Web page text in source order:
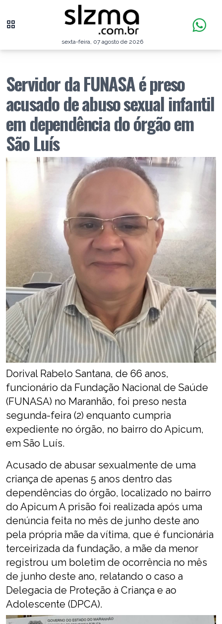
sexta-feira, 07 agosto de 2026
Servidor da FUNASA é preso
acusado de abuso sexual infantil
em dependência do órgão em
São Luís
Dorival Rabelo Santana, de 66 anos,
funcionário da Fundação Nacional de Saúde
(FUNASA) no Maranhão, foi preso nesta
segunda-feira (2) enquanto cumpria
expediente no órgão, no bairro do Apicum,
em São Luís.
Acusado de abusar sexualmente de uma
criança de apenas 5 anos dentro das
dependências do órgão, localizado no bairro
do Apicum A prisão foi realizada após uma
denúncia feita no mês de junho deste ano
pela própria mãe da vítima, que é funcionária
terceirizada da fundação, a mãe da menor
registrou um boletim de ocorrência no mês
de junho deste ano, relatando o caso a
Delegacia de Proteção à Criança e ao
Adolescente (DPCA).